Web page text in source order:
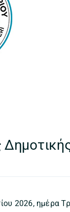
2026, ημέρα